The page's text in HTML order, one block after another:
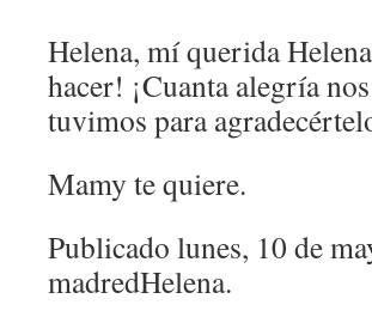
Helena, mí querida
hacer! ¡Cuanta alegría
tuvimos para
Mamy te quiere.
Publicado lunes, 10 de
madredHelena.